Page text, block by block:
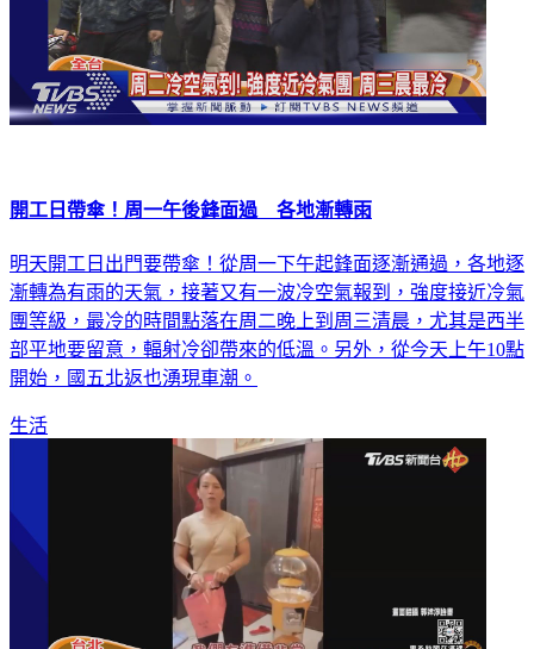
開工日帶傘！周一午後鋒面過 各地漸轉雨
明天開工日出門要帶傘！從周一下午起鋒面逐漸通過，各地逐
漸轉為有雨的天氣，接著又有一波冷空氣報到，強度接近冷氣
團等級，最冷的時間點落在周二晚上到周三清晨，尤其是西半
部平地要留意，輻射冷卻帶來的低溫。另外，從今天上午10點
開始，國五北返也湧現車潮。
生活